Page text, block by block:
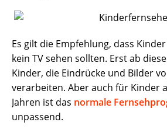
Es gilt die Empfehlung, dass
kein TV sehen sollten. Erst ab
Kinder, die Eindrücke und Bilder
verarbeiten. Aber auch für Kinder
Jahren ist das normale
unpassend.